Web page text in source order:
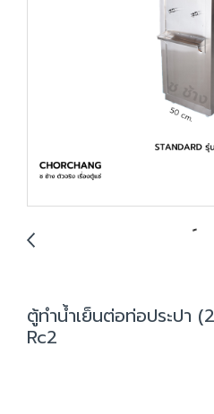
ตู้ทำน้ำเย็นต่อท่อประปา
Rc2